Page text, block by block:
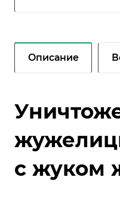
Описание
с жуком